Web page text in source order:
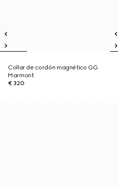
Collar de cordón magnético GG
Marmont
€ 320